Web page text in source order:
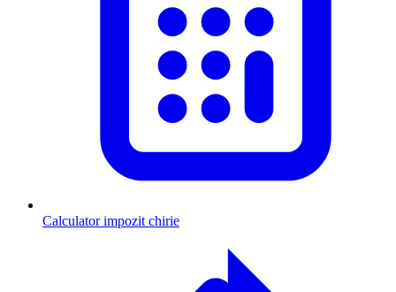
Calculator impozit chirie